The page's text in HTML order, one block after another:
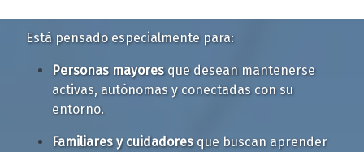
Está pensado especialmente para:
Personas mayoresque desean mantenerse
activas, autónomas y conectadas con su
entorno.
Familiares y cuidadoresque buscan aprender